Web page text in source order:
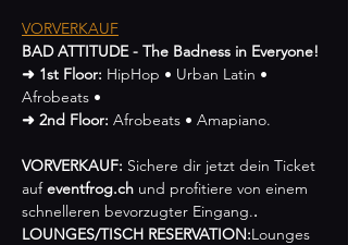
VORVERKAUF
BAD ATTITUDE - The Badness in Everyone!
➜ 1st Floor: HipHop • Urban Latin •
Afrobeats •
➜ 2nd Floor: Afrobeats • Amapiano.
VORVERKAUF: Sichere dir jetzt dein Ticket
auf eventfrog.ch und profitiere von einem
schnelleren bevorzugter Eingang..
LOUNGES/TISCH RESERVATION:Lounges